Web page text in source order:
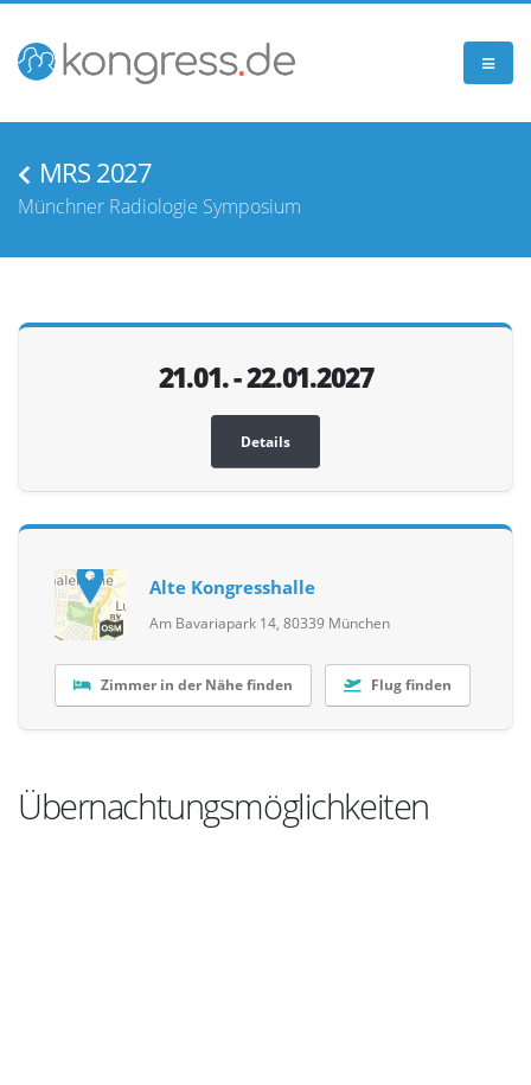
MRS 2027
Münchner Radiologie Symposium
21.01. - 22.01.2027
Details
Alte Kongresshalle
Am Bavariapark 14, 80339 München
Zimmer in der Nähe finden Flug finden
Übernachtungsmöglichkeiten